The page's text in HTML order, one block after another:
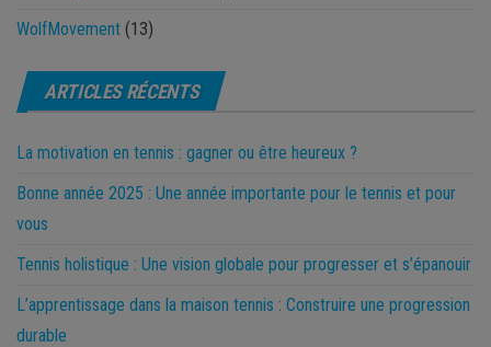
WolfMovement (13)
ARTICLES RÉCENTS
La motivation en tennis : gagner ou être heureux ?
Bonne année 2025 : Une année importante pour le tennis et pour
vous
Tennis holistique : Une vision globale pour progresser et s’épanouir
L’apprentissage dans la maison tennis : Construire une progression
durable